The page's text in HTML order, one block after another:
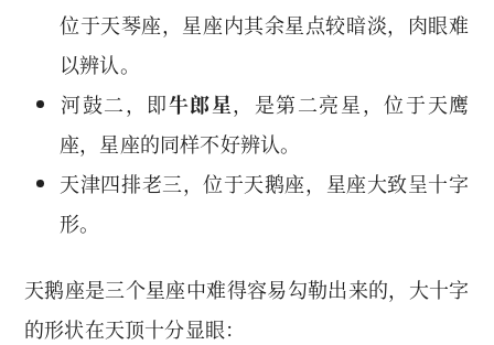
位于天琴座，星座内其余星点较暗淡，肉眼难
以辨认。
河鼓二，即牛郎星，是第二亮星，位于天鹰
座，星座的同样不好辨认。
天津四排老三，位于天鹅座，星座大致呈十字
形。
天鹅座是三个星座中难得容易勾勒出来的，大十字
的形状在天顶十分显眼：